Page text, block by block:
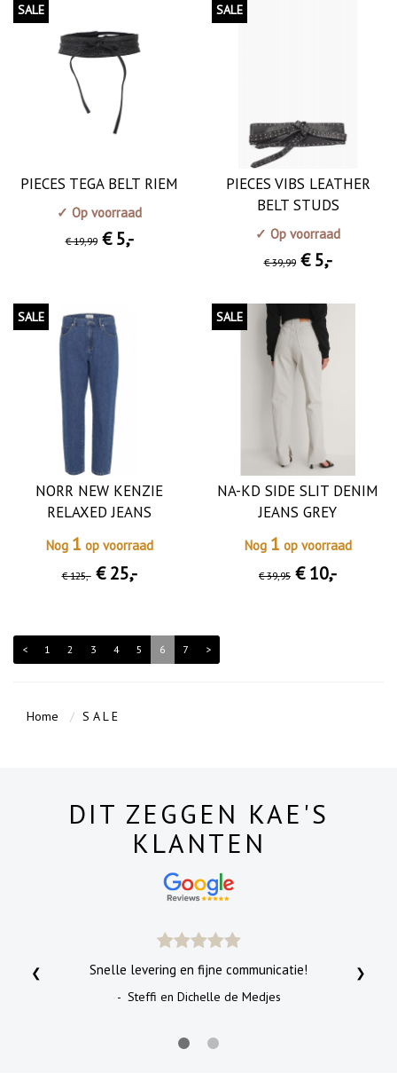
SALE
PIECES TEGA BELT RIEM
✓ Op voorraad
€ 19,99€ 5,-
SALE
PIECES VIBS LEATHER
BELT STUDS
✓ Op voorraad
€ 39,99€ 5,-
SALE
NORR NEW KENZIE
RELAXED JEANS
Nog 1 op voorraad
€ 125,-€ 25,-
SALE
NA-KD SIDE SLIT DENIM
JEANS GREY
Nog 1 op voorraad
€ 39,95 € 10,-
< 1 2 3 4 5 6 7 >
Home S A L E
DIT ZEGGEN KAE'S
KLANTEN
Snelle levering en fijne communicatie!
- Steffi en Dichelle de Medjes
❮ ❯